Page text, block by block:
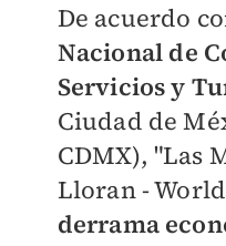
De acuerdo
Nacional de
Servicios y
Ciudad de
CDMX), "Las
Lloran -
derrama